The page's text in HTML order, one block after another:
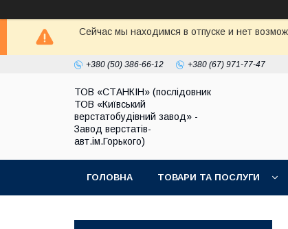
Сейчас мы находимся в отпуске и нет
+380 (50) 386-66-12 +380 (67) 971-77-47
ТОВ «СТАНКІН» (послідовник
ТОВ «Київський
верстатобудівний завод» -
Завод верстатів-
авт.ім.Горького)
ГОЛОВНА ТОВАРИ ТА ПОСЛУГИ